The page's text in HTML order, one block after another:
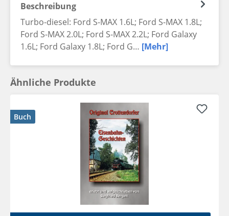
Beschreibung
Turbo-diesel: Ford S-MAX 1.6L; Ford S-MAX 1.8L;
Ford S-MAX 2.0L; Ford S-MAX 2.2L; Ford Galaxy
1.6L; Ford Galaxy 1.8L; Ford G… [Mehr]
Ähnliche Produkte
Buch